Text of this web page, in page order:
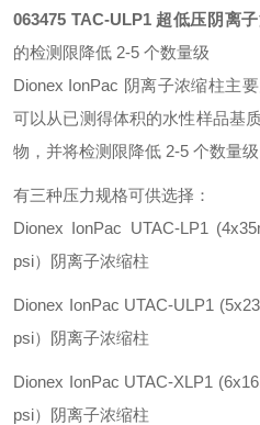
063475 TAC-ULP1 超低压阴离
的检测限降低 2-5 个数量级
Dionex IonPac 阴离子浓缩柱主
可以从已测得体积的水性样品基
物，并将检测限降低 2-5 个数量级
有三种压力规格可供选择：
Dionex IonPac UTAC-LP1
psi）阴离子浓缩柱
Dionex IonPac UTAC-ULP1
psi）阴离子浓缩柱
Dionex IonPac UTAC-XLP1
psi）阴离子浓缩柱